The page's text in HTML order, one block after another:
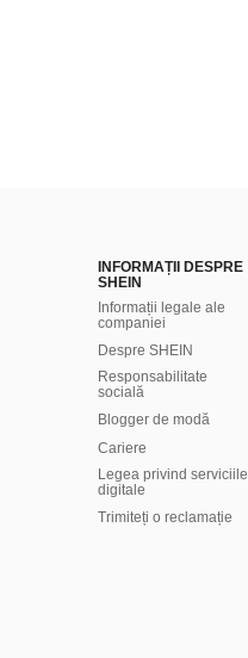
INFORMAȚII DESPRE
SHEIN
Informații legale ale
companiei
Despre SHEIN
Responsabilitate
socială
Blogger de modă
Cariere
Legea privind serviciile
digitale
Trimiteți o reclamație